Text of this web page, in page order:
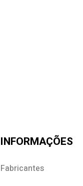
INFORMAÇÕES
Fabricantes